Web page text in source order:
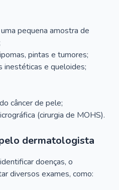
pequena amostra de
pintas e tumores;
inestéticas e queloides;
câncer de pele;
(cirurgia de MOHS).
dermatologista
doenças, o
diversos exames, como: